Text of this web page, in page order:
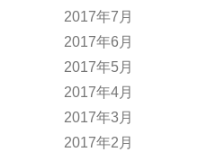
2017年7月
2017年6月
2017年5月
2017年4月
2017年3月
2017年2月